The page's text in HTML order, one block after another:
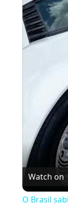
Watch on
O Brasil